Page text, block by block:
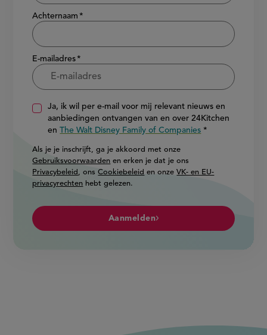
Achternaam
E-mailadres
Ja, ik wil per e-mail voor mij relevant nieuws en
aanbiedingen ontvangen van en over 24Kitchen
enThe Walt Disney Family of Companies
Als je je inschrijft, ga je akkoord met onze
Gebruiksvoorwaarden en erken je dat je ons
Privacybeleid , onsCookiebeleid en onzeVK- en EU-
privacyrechten hebt gelezen.
Aanmelden